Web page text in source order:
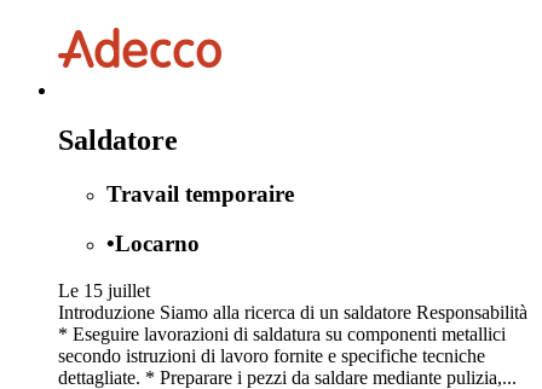
Saldatore
Travail temporaire
•Locarno
Le 15 juillet
Introduzione Siamo alla ricerca di un saldatore Responsabilità
* Eseguire lavorazioni di saldatura su componenti metallici
secondo istruzioni di lavoro fornite e specifiche tecniche
dettagliate. * Preparare i pezzi da saldare mediante pulizia,...